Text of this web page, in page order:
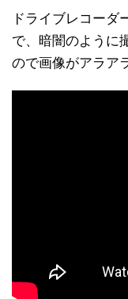
ドライブレコーダ
で、暗闇のように
ので画像がアラア